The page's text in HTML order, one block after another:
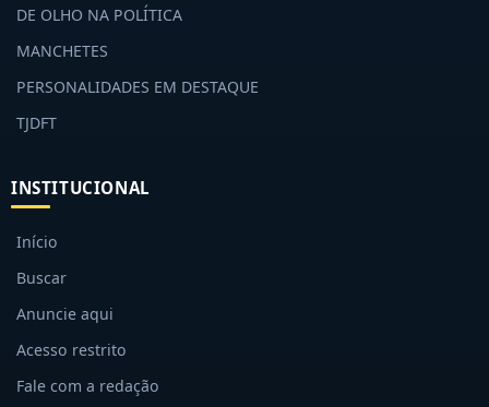
DE OLHO NA POLÍTICA
MANCHETES
PERSONALIDADES EM DESTAQUE
TJDFT
INSTITUCIONAL
Início
Buscar
Anuncie aqui
Acesso restrito
Fale com a redação